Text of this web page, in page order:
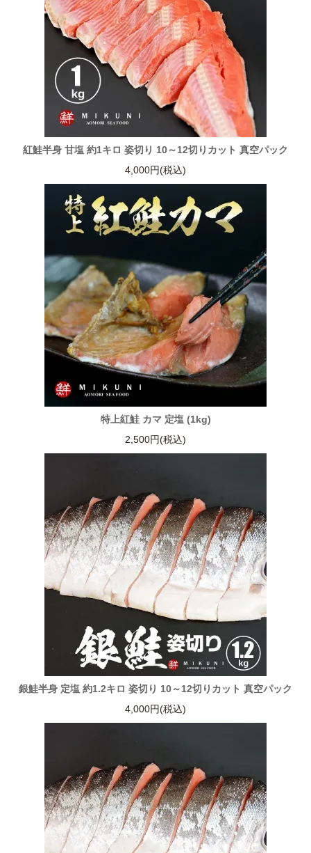
紅鮭半身 甘塩 約1キロ 姿切り 10～12切りカット 真空パック
4,000円(税込)
特上紅鮭 カマ 定塩 (1kg)
2,500円(税込)
銀鮭半身 定塩 約1.2キロ 姿切り 10～12切りカット 真空パック
4,000円(税込)